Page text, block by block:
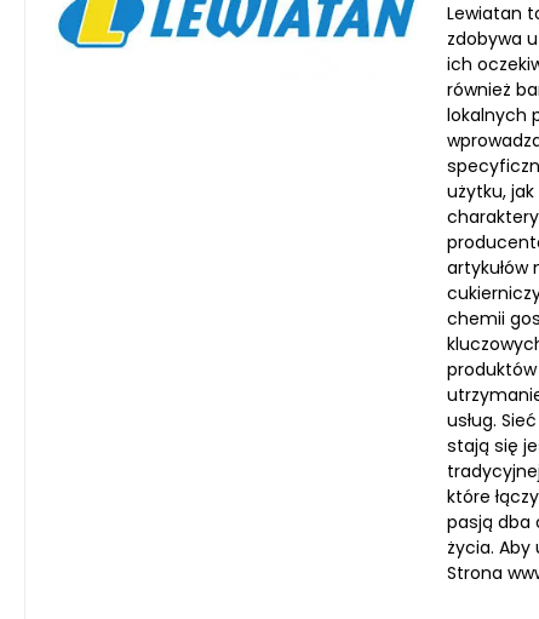
Lewiatan
zdobywa
ich
również
lokalnych
użytku,
artykułów
chemii
usług.
stają się
które
pasją dba
życia.
Strona